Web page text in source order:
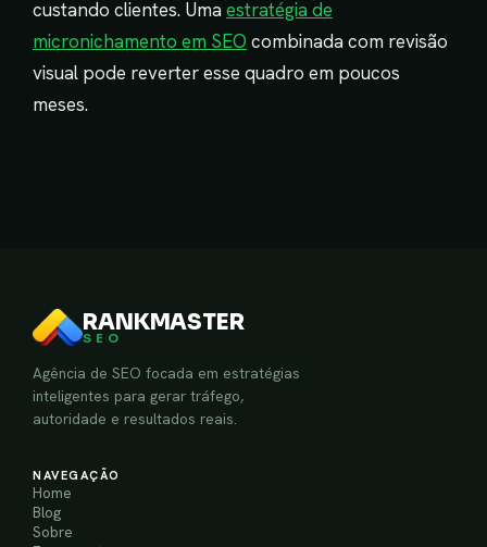
custando clientes. Umaestratégia de
micronichamento em SEO combinada com revisão
visual pode reverter esse quadro em poucos
meses.
RANKMASTER
SEO
Agência de SEO focada em estratégias
inteligentes para gerar tráfego,
autoridade e resultados reais.
NAVEGAÇÃO
Home
Blog
Sobre